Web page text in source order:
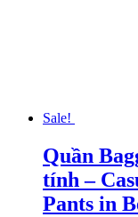
Sale!
Quần
tính –
Pants in